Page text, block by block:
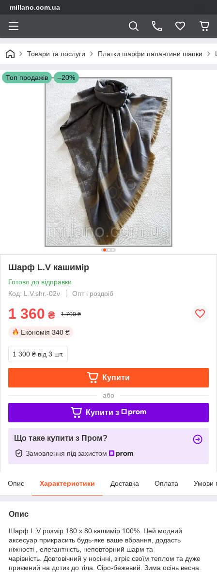
millano.com.ua
Товари та послуги Платки шарфи палантини шапки
Топ продажів –20%
Шарф L.V кашимір
Готово до відправки
Код: L.V.shr.-02v
Опт і роздріб
1 360 ₴ 1 700 ₴
Економія 340 ₴
1 300 ₴ від 3 шт.
Купити
або
Купити з
Що таке купити з Пром?
Замовлення під захистом
Опис Характеристики Доставка Оплата Умови
Опис
Шарф L.V розмір 180 х 80 кашимір 100%. Цей модний
аксесуар прикрасить будь-яке ваше вбрання, додасть
ніжності , елегантність, неповторний шарм та
чарівність. Довговічний у носінні, зігріє своїм теплом та дуже
приємний на дотик до тіла. Сіро-бежевий. Зима осінь весна.